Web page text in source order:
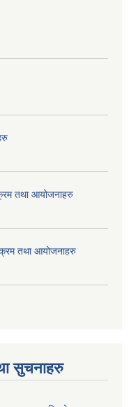
तथा आयोजनाहरु
तथा आयोजनाहरु
सुचनाहरु